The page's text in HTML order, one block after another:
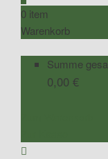
0 item
Warenkorb
Summe
0,00 €